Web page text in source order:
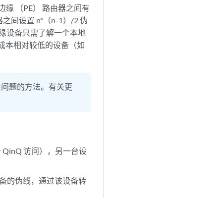
缘 （PE） 路由器之间有
之间设置 n*（n-1）/2 伪
设备只需了解一个本地
本相对较低的设备（如
题的方法。有关更
QinQ 访问），另一台设
的伪线，通过该设备转